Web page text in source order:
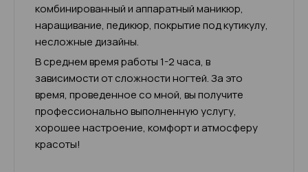
комбинированный и аппаратный маникюр,
наращивание, педикюр, покрытие под кутикулу,
несложные дизайны.
В среднем время работы 1-2 часа, в
зависимости от сложности ногтей. За это
время, проведенное со мной, вы получите
профессионально выполненную услугу,
хорошее настроение, комфорт и атмосферу
красоты!